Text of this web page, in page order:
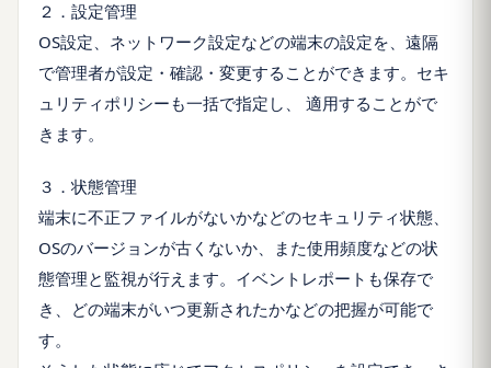
２．設定管理
OS設定、ネットワーク設定などの端末の設定を、遠隔
で管理者が設定・確認・変更することができます。セキ
ュリティポリシーも一括で指定し、 適用することがで
きます。
３．状態管理
端末に不正ファイルがないかなどのセキュリティ状態、
OSのバージョンが古くないか、また使用頻度などの状
態管理と監視が行えます。イベントレポートも保存で
き、どの端末がいつ更新されたかなどの把握が可能で
す。